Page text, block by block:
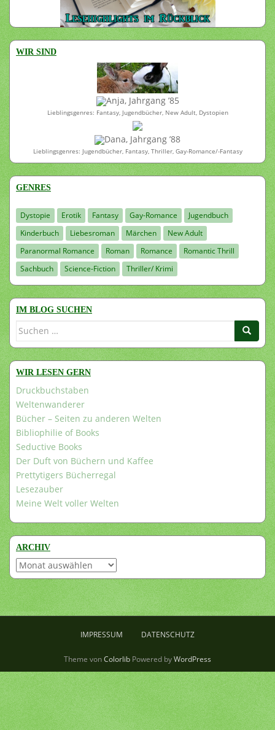
WIR SIND
Anja, Jahrgang ’85
Lieblingsgenres: Fantasy, Jugendbücher, New Adult, Dystopien
Dana, Jahrgang ’88
Lieblingsgenres: Jugendbücher, Fantasy, Thriller, Gay-Romance/-Fantasy
GENRES
Dystopie Erotik Fantasy Gay-Romance
Jugendbuch
Kinderbuch
Liebesroman Märchen
New Adult
Paranormal Romance
Roman Romance
Romantic Thrill
Sachbuch
Science-Fiction Thriller/ Krimi
IM BLOG SUCHEN
Suchen
WIR LESEN GERN
Druckbuchstaben
Weltenwanderer
Bücher – Seiten zu anderen Welten
Bibliophilie of Books
Seductive Books
Der Duft von Büchern und Kaffee
Prettytigers Bücherregal
Lesezauber
Meine Welt voller Welten
ARCHIV
Archiv
IMPRESSUM DATENSCHUTZ
Theme vonColorlib Powered byWordPress